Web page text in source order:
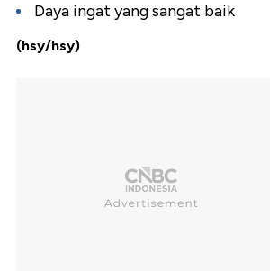
Daya ingat yang sangat baik
(hsy/hsy)